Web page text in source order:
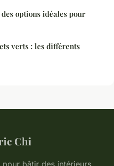
options idéales pour
verts : les différents
Chi
bâtir des intérieurs